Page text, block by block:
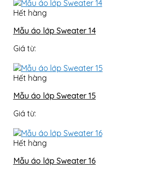
Hết hàng
Mẫu áo lớp Sweater 14
Giá từ:
Hết hàng
Mẫu áo lớp Sweater 15
Giá từ:
Hết hàng
Mẫu áo lớp Sweater 16